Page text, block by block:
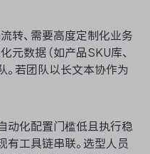
转、需要高度定制化业务
元数据（如产品SKU库、
。若团队以长文本协作为
动化配置门槛低且执行稳
有工具链串联。选型人员